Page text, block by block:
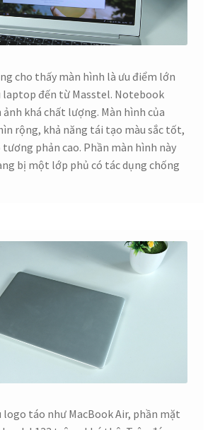
cho thấy màn hình là ưu điểm lớn
laptop đến từ Masstel. Notebook
ảnh khá chất lượng. Màn hình của
rộng, khả năng tái tạo màu sắc tốt,
tương phản cao. Phần màn hình này
bị một lớp phủ có tác dụng chống
logo táo như MacBook Air, phần mặt